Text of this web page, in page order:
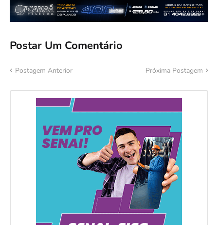
Postar Um Comentário
Postagem Anterior Próxima Postagem